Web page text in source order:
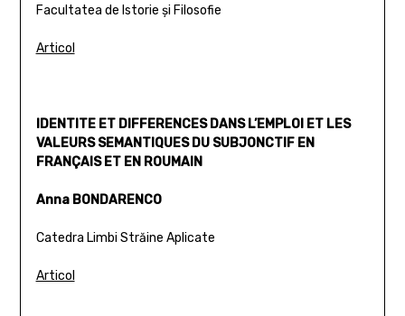
Facultatea de Istorie şi Filosofie
Articol
IDENTITE ET DIFFERENCES DANS L’EMPLOI ET LES
VALEURS SEMANTIQUES DU SUBJONCTIF EN
FRANÇAIS ET EN ROUMAIN
Anna BONDARENCO
Catedra Limbi Străine Aplicate
Articol